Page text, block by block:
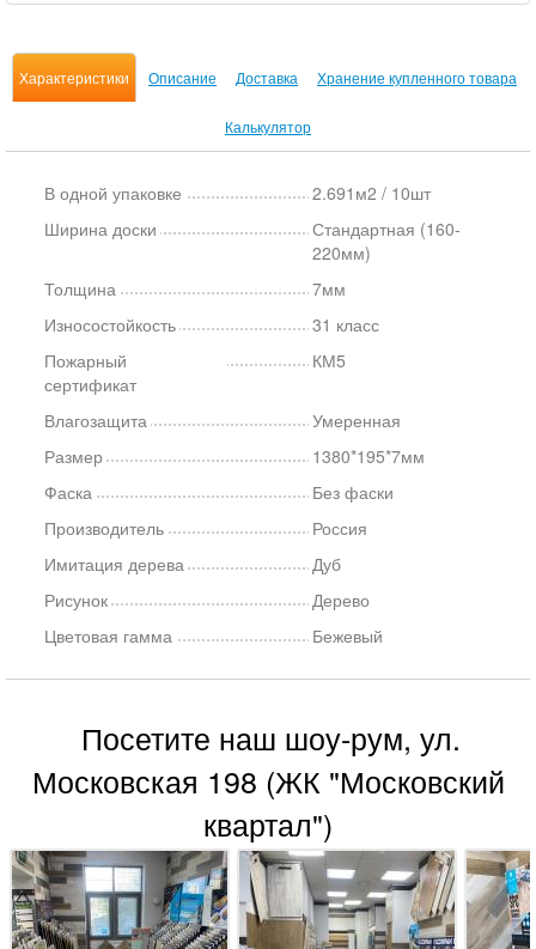
Характеристики Описание Доставка Хранение купленного товара
Калькулятор
В одной упаковке
2.691м2 / 10шт
Ширина доски
Стандартная (160-
220мм)
Толщина
7мм
Износостойкость
31 класс
Пожарный
сертификат
КМ5
Влагозащита
Умеренная
Размер
1380*195*7мм
Фаска
Без фаски
Производитель
Россия
Имитация дерева
Дуб
Рисунок
Дерево
Цветовая гамма
Бежевый
Посетите наш шоу-рум, ул.
Московская 198 (ЖК "Московский
квартал")